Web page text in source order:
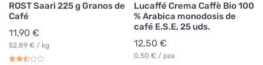
ROST Saari 225 g Granos de
Café
11,90 €
52,89 € / kg
Lucaffé Crema Caffè Bio 100
% Arabica monodosis de
café E.S.E, 25 uds.
12,50 €
0,50 € / pza